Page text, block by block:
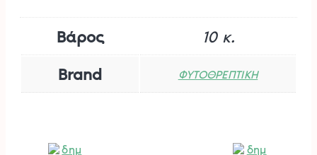
Βάρος
10 κ.
Brand
ΦΥΤΟΘΡΕΠΤΙΚΗ